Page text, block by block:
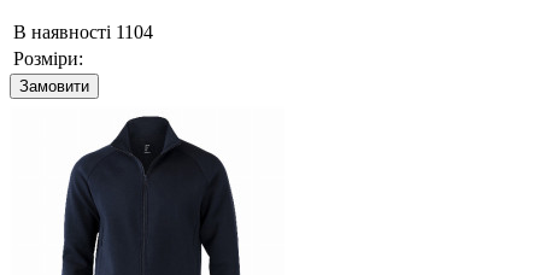
В наявності 1104
Розміри:
Замовити